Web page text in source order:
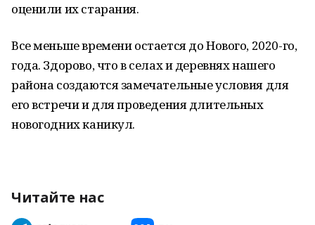
оценили их старания.
Все меньше времени остается до Нового, 2020-го,
года. Здорово, что в селах и деревнях нашего
района создаются замечательные условия для
его встречи и для проведения длительных
новогодних каникул.
Читайте нас